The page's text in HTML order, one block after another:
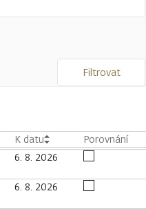
Filtrovat
K datu
Porovnání
6. 8. 2026
6. 8. 2026